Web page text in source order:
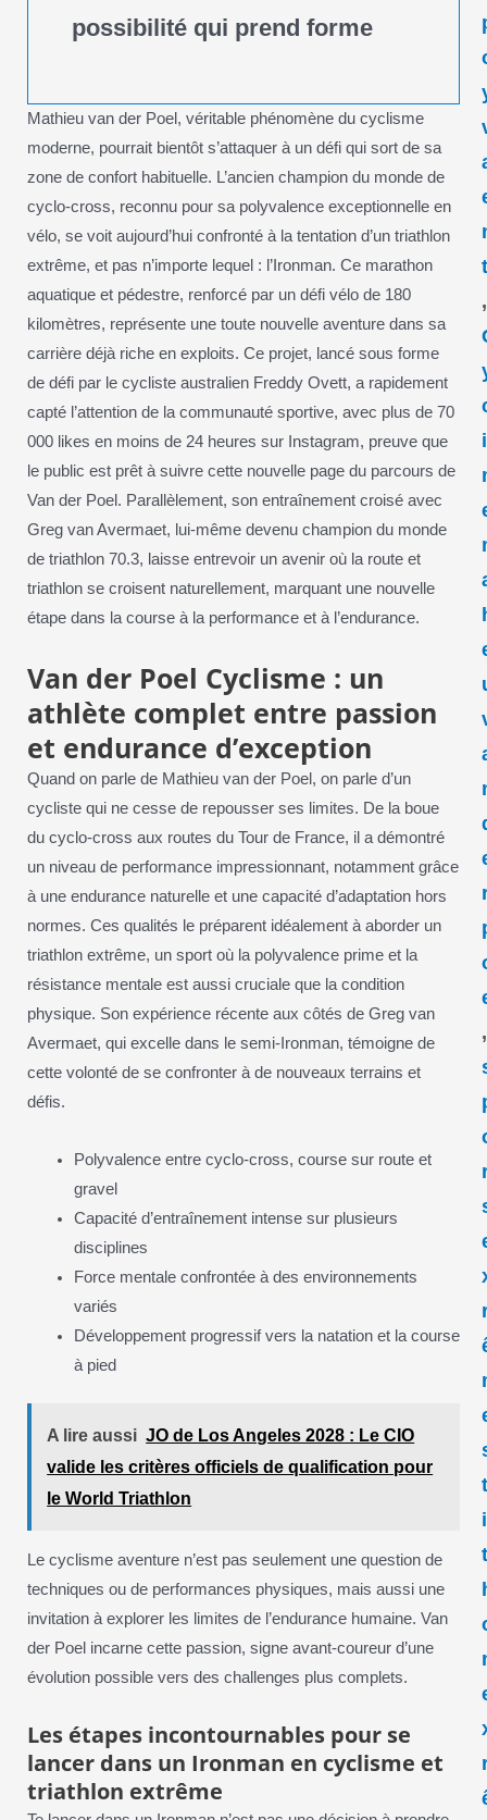
possibilité qui prend forme
Mathieu van der Poel, véritable phénomène du cyclisme
moderne, pourrait bientôt s’attaquer à un défi qui sort de sa
zone de confort habituelle. L’ancien champion du monde de
cyclo-cross, reconnu pour sa polyvalence exceptionnelle en
vélo, se voit aujourd’hui confronté à la tentation d’un triathlon
extrême, et pas n’importe lequel : l’Ironman. Ce marathon
aquatique et pédestre, renforcé par un défi vélo de 180
kilomètres, représente une toute nouvelle aventure dans sa
carrière déjà riche en exploits. Ce projet, lancé sous forme
de défi par le cycliste australien Freddy Ovett, a rapidement
capté l’attention de la communauté sportive, avec plus de 70
000 likes en moins de 24 heures sur Instagram, preuve que
le public est prêt à suivre cette nouvelle page du parcours de
Van der Poel. Parallèlement, son entraînement croisé avec
Greg van Avermaet, lui-même devenu champion du monde
de triathlon 70.3, laisse entrevoir un avenir où la route et
triathlon se croisent naturellement, marquant une nouvelle
étape dans la course à la performance et à l’endurance.
Van der Poel Cyclisme : un
athlète complet entre passion
et endurance d’exception
Quand on parle de Mathieu van der Poel, on parle d’un
cycliste qui ne cesse de repousser ses limites. De la boue
du cyclo-cross aux routes du Tour de France, il a démontré
un niveau de performance impressionnant, notamment grâce
à une endurance naturelle et une capacité d’adaptation hors
normes. Ces qualités le préparent idéalement à aborder un
triathlon extrême, un sport où la polyvalence prime et la
résistance mentale est aussi cruciale que la condition
physique. Son expérience récente aux côtés de Greg van
Avermaet, qui excelle dans le semi-Ironman, témoigne de
cette volonté de se confronter à de nouveaux terrains et
défis.
Polyvalence entre cyclo-cross, course sur route et
gravel
Capacité d’entraînement intense sur plusieurs
disciplines
Force mentale confrontée à des environnements
variés
Développement progressif vers la natation et la course
à pied
A lire aussi JO de Los Angeles 2028 : Le CIO
valide les critères officiels de qualification pour
le World Triathlon
Le cyclisme aventure n’est pas seulement une question de
techniques ou de performances physiques, mais aussi une
invitation à explorer les limites de l’endurance humaine. Van
der Poel incarne cette passion, signe avant-coureur d’une
évolution possible vers des challenges plus complets.
Les étapes incontournables pour se
lancer dans un Ironman en cyclisme et
triathlon extrême
,
,